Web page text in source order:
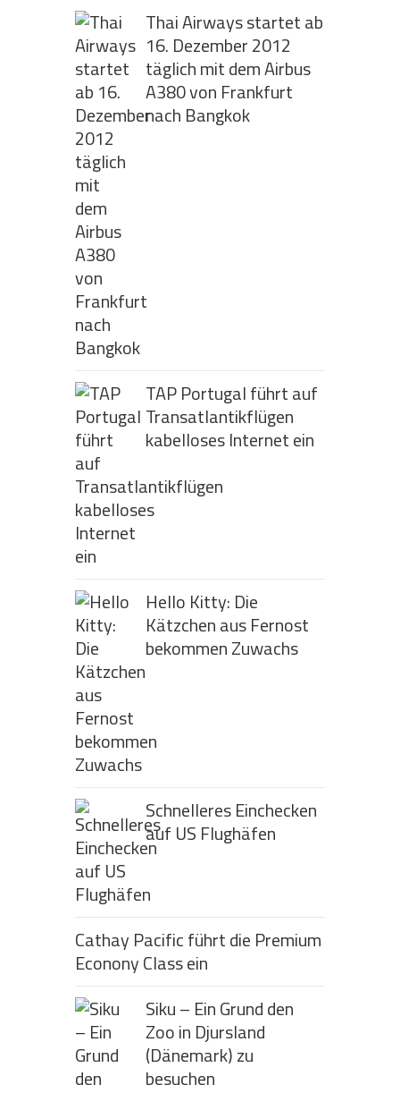
Thai Airways startet ab
16. Dezember 2012
täglich mit dem Airbus
A380 von Frankfurt
nach Bangkok
TAP Portugal führt auf
Transatlantikflügen
kabelloses Internet ein
Hello Kitty: Die
Kätzchen aus Fernost
bekommen Zuwachs
Schnelleres Einchecken
auf US Flughäfen
Cathay Pacific führt die Premium
Econony Class ein
Siku – Ein Grund den
Zoo in Djursland
(Dänemark) zu
besuchen